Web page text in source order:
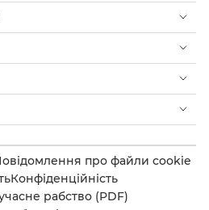
про файли cookie
Конфіденційність
рабство (PDF)